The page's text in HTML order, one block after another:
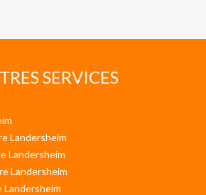
SERVICES
Landersheim
Landersheim
Landersheim